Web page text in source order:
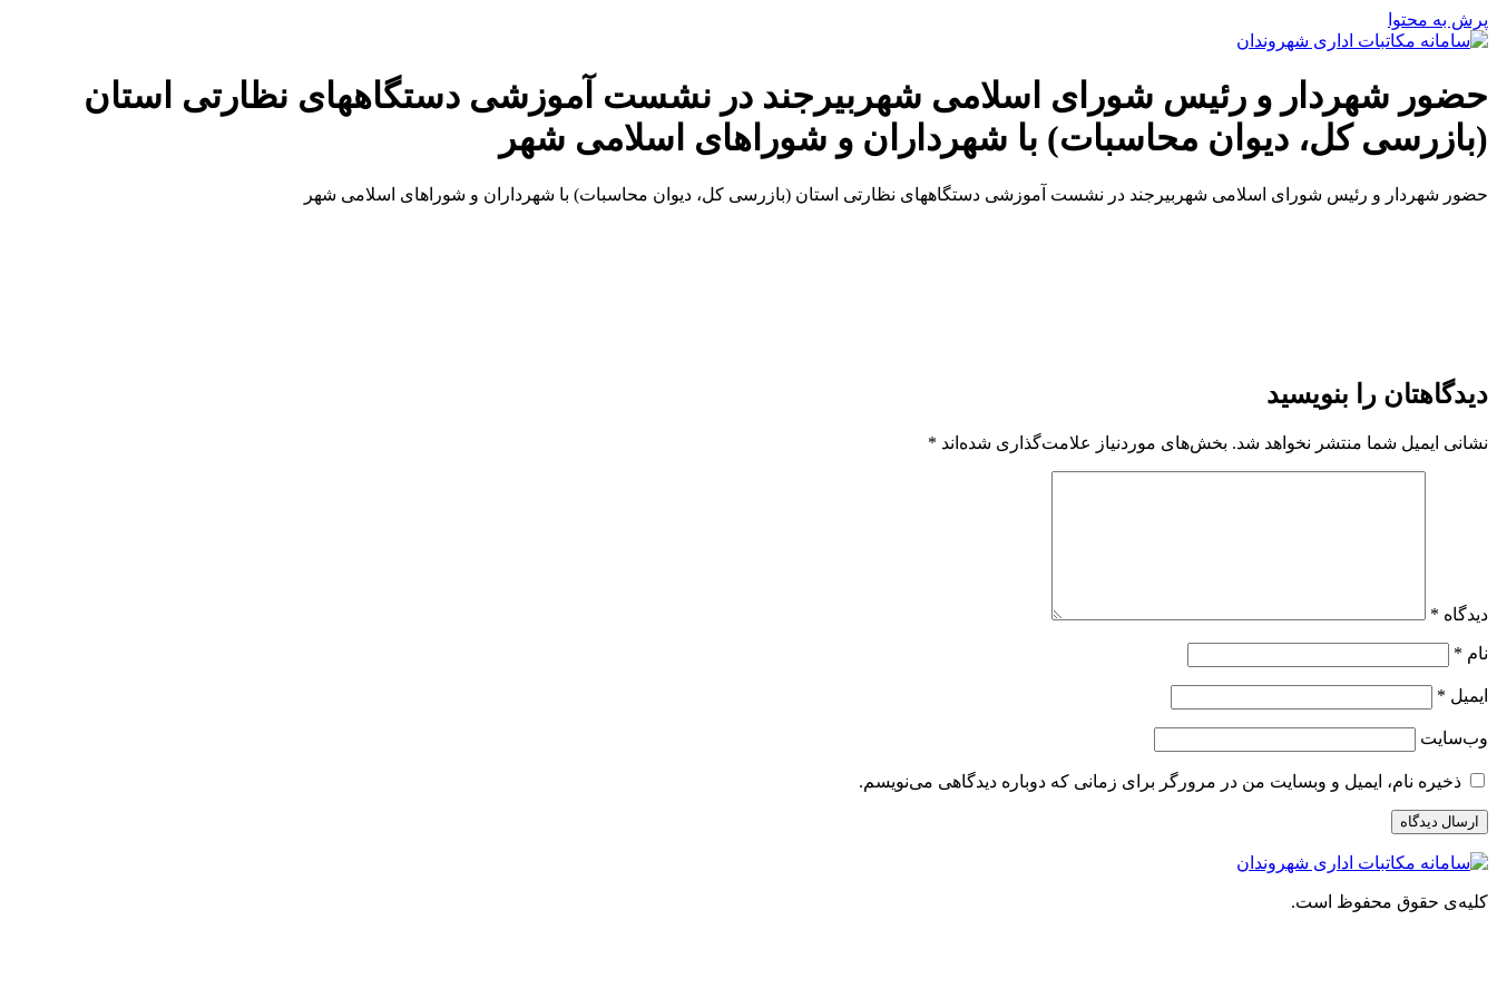
پرش به محتوا
حضور شهردار و رئیس شورای اسلامی شهربیرجند در نشست آموزشی دستگاههای نظارتی استان
(بازرسی کل، دیوان محاسبات) با شهرداران و شوراهای اسلامی شهر
حضور شهردار و رئیس شورای اسلامی شهربیرجند در نشست آموزشی دستگاههای نظارتی استان (بازرسی کل، دیوان محاسبات) با شهرداران و شوراهای اسلامی شهر
دیدگاهتان را بنویسید
نشانی ایمیل شما منتشر نخواهد شد. بخش‌های موردنیاز علامت‌گذاری شده‌اند *
دیدگاه *
نام *
ایمیل *
وب‌سایت
ذخیره نام، ایمیل و وبسایت من در مرورگر برای زمانی که دوباره دیدگاهی می‌نویسم.
کلیه‌ی حقوق محفوظ است.